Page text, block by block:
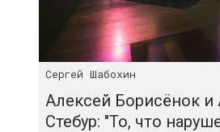
Сергей Шабохин
Алексей Борисёнок и
Стебур: "То, что